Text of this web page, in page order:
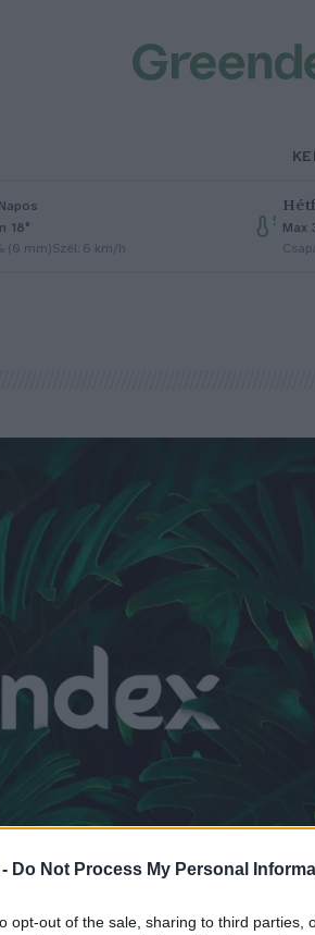
Do Not Process My Personal
opt-out of the sale, sharing to third parties,
Napos
18°
(0 mm)Szél: 6 km/h
Max